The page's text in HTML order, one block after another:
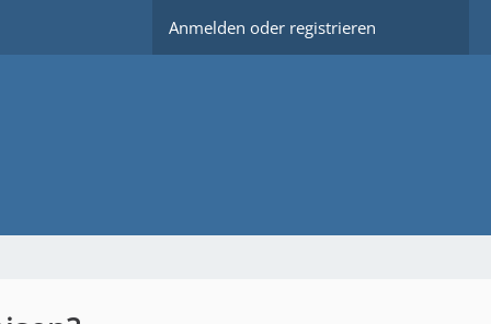
Anmelden oder registrieren